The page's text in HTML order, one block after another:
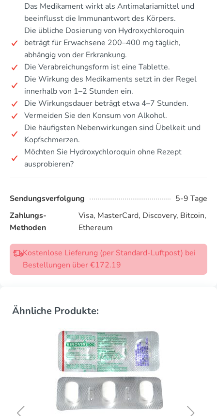
Das Medikament wirkt als Antimalariamittel und
beeinflusst die Immunantwort des Körpers.
Die übliche Dosierung von Hydroxychloroquin
beträgt für Erwachsene 200–400 mg täglich,
abhängig von der Erkrankung.
Die Verabreichungsform ist eine Tablette.
Die Wirkung des Medikaments setzt in der Regel
innerhalb von 1–2 Stunden ein.
Die Wirkungsdauer beträgt etwa 4–7 Stunden.
Vermeiden Sie den Konsum von Alkohol.
Die häufigsten Nebenwirkungen sind Übelkeit und
Kopfschmerzen.
Möchten Sie Hydroxychloroquin ohne Rezept
ausprobieren?
Sendungsverfolgung
5-9 Tage
Zahlungs-
Methoden
Visa, MasterCard, Discovery, Bitcoin,
Ethereum
Kostenlose Lieferung (per Standard-Luftpost) bei
Bestellungen über €172.19
Ähnliche Produkte: